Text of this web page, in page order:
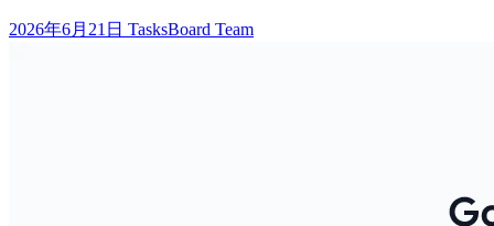
2026年6月21日 TasksBoard Team